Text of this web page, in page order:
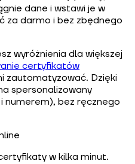
dane i wstawi je w
za darmo i bez zbędnego
wyróżnienia dla większej
certyfikatów
zautomatyzować. Dzięki
spersonalizowany
numerem), bez ręcznego
w kilka minut.